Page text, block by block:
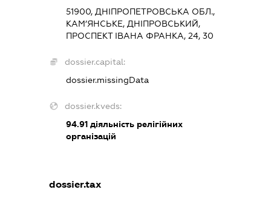
51900, ДНІПРОПЕТРОВСЬКА ОБЛ.,
КАМ’ЯНСЬКЕ, ДНІПРОВСЬКИЙ,
ПРОСПЕКТ ІВАНА ФРАНКА, 24, 30
dossier.capital:
dossier.missingData
dossier.kveds:
94.91діяльність релігійних
організацій
dossier.tax